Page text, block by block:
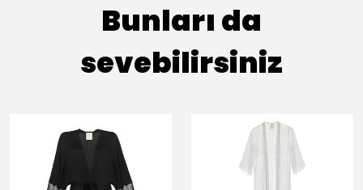
Bunları da
sevebilirsiniz